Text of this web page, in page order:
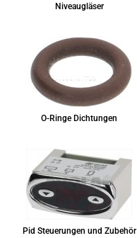
Niveaugläser
O-Ringe Dichtungen
Pid Steuerungen und Zubehör